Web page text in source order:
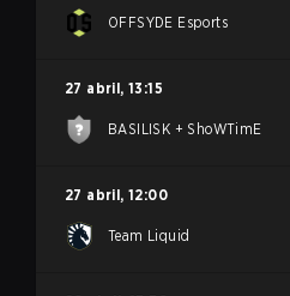
OFFSYDE Esports
27 abril, 13:15
BASILISK + ShoWTimE
27 abril, 12:00
Team Liquid